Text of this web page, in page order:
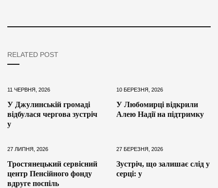
RELATED POST
11 ЧЕРВНЯ, 2026
У Джулинській громаді
відбулася чергова зустріч
у
10 БЕРЕЗНЯ, 2026
У Любомирці відкрили
Алею Надії на підтримку
27 ЛИПНЯ, 2026
Тростянецький сервісний
центр Пенсійного фонду
вдруге поспіль
27 БЕРЕЗНЯ, 2026
Зустріч, що залишає слід у
серці: у